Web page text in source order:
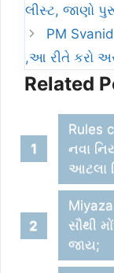
લીસ્ટ, જાણો
PM
,આ રીતે કરો
Related
Rules
નવા
આટલા
સૌથી
જાય;